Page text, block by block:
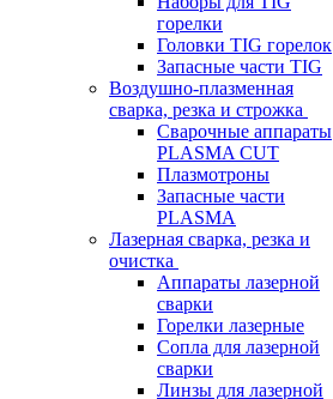
горелки
Головки TIG горелок
Запасные части TIG
Воздушно-плазменная
сварка, резка и строжка
Сварочные аппараты
PLASMA CUT
Плазмотроны
Запасные части
PLASMA
Лазерная сварка, резка и
очистка
Аппараты лазерной
сварки
Горелки лазерные
Сопла для лазерной
сварки
Линзы для лазерной